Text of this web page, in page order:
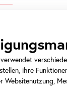
–
ihre
Websitenutzung,